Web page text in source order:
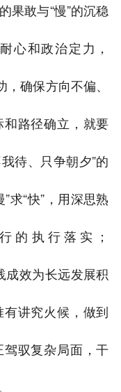
果敢与“慢”的沉稳
心和政治定力，
确保方向不偏、
路径确立，就要
待、只争朝夕”的
求“快”，用深思熟
的执行落实；
成效为长远发展积
讲究火候，做到
驭复杂局面，干